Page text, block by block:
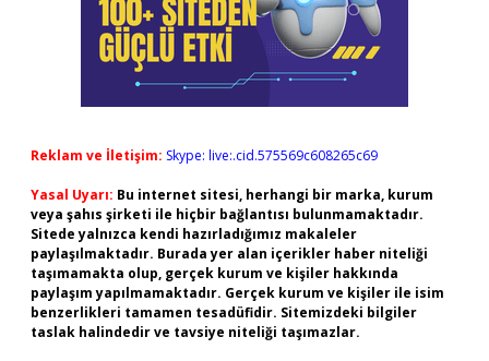
Reklam ve İletişim: Skype: live:.cid.575569c608265c69
Yasal Uyarı: Bu internet sitesi, herhangi bir marka, kurum
veya şahıs şirketi ile hiçbir bağlantısı bulunmamaktadır.
Sitede yalnızca kendi hazırladığımız makaleler
paylaşılmaktadır. Burada yer alan içerikler haber niteliği
taşımamakta olup, gerçek kurum ve kişiler hakkında
paylaşım yapılmamaktadır. Gerçek kurum ve kişiler ile isim
benzerlikleri tamamen tesadüfidir. Sitemizdeki bilgiler
taslak halindedir ve tavsiye niteliği taşımazlar.